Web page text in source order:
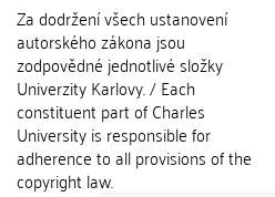
Za dodržení všech ustanovení
autorského zákona jsou
zodpovědné jednotlivé složky
Univerzity Karlovy. / Each
constituent part of Charles
University is responsible for
adherence to all provisions of the
copyright law.